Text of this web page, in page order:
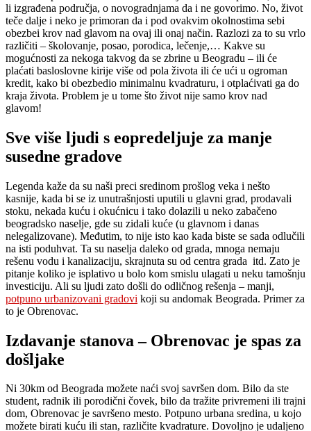
li izgrađena područja, o novogradnjama da i ne govorimo. No, život
teče dalje i neko je primoran da i pod ovakvim okolnostima sebi
obezbei krov nad glavom na ovaj ili onaj način. Razlozi za to su vrlo
različiti – školovanje, posao, porodica, lečenje,… Kakve su
mogućnosti za nekoga takvog da se zbrine u Beogradu – ili će
plaćati basloslovne kirije više od pola života ili će ući u ogroman
kredit, kako bi obezbedio minimalnu kvadraturu, i otplaćivati ga do
kraja života. Problem je u tome što život nije samo krov nad
glavom!
Sve više ljudi s eopredeljuje za manje
susedne gradove
Legenda kaže da su naši preci sredinom prošlog veka i nešto
kasnije, kada bi se iz unutrašnjosti uputili u glavni grad, prodavali
stoku, nekada kuću i okućnicu i tako dolazili u neko zabačeno
beogradsko naselje, gde su zidali kuće (u glavnom i danas
nelegalizovane). Međutim, to nije isto kao kada biste se sada odlučili
na isti poduhvat. Ta su naselja daleko od grada, mnoga nemaju
rešenu vodu i kanalizaciju, skrajnuta su od centra grada itd. Zato je
pitanje koliko je isplativo u bolo kom smislu ulagati u neku tamošnju
investiciju. Ali su ljudi zato došli do odličnog rešenja – manji,
potpuno urbanizovani gradovi koji su andomak Beograda. Primer za
to je Obrenovac.
Izdavanje stanova – Obrenovac je spas za
došljake
Ni 30km od Beograda možete naći svoj savršen dom. Bilo da ste
student, radnik ili porodični čovek, bilo da tražite privremeni ili trajni
dom, Obrenovac je savršeno mesto. Potpuno urbana sredina, u kojo
možete birati kuću ili stan, različite kvadrature. Dovoljno je udaljeno